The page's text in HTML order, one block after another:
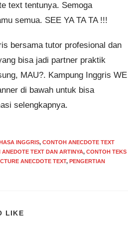
text tentunya. Semoga
semua. SEE YA TA TA !!!
bersama tutor profesional dan
bisa jadi partner praktik
MAU?. Kampung Inggris WE
di bawah untuk bisa
selengkapnya.
INGGRIS, CONTOH ANECDOTE TEXT
ANEDOTE TEXT DAN ARTINYA, CONTOH TEKS
ANECDOTE TEXT, PENGERTIAN
LIKE